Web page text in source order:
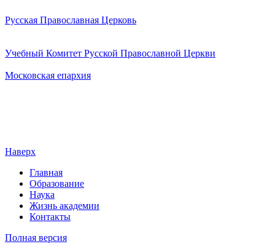
Русская Православная Церковь
Учебный Комитет Русской Православной Церкви
Московская епархия
Наверх
Главная
Образование
Наука
Жизнь академии
Контакты
Полная версия